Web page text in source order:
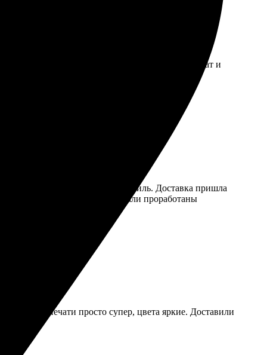
Онлайн-конструктор удобный, выбрала формат и
Фотокнига смотрится просто шикарно!
фотографии, выбрала стиль. Доставка пришла
— впечатляет! Все детали проработаны
печати просто супер, цвета яркие. Доставили